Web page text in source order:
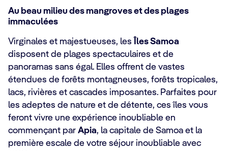
Au beau milieu des mangroves et des plages
immaculées
Virginales et majestueuses, les Îles Samoa
disposent de plages spectaculaires et de
panoramas sans égal. Elles offrent de vastes
étendues de forêts montagneuses, forêts tropicales,
lacs, rivières et cascades imposantes. Parfaites pour
les adeptes de nature et de détente, ces îles vous
feront vivre une expérience inoubliable en
commençant par Apia, la capitale de Samoa et la
première escale de votre séjour inoubliable avec